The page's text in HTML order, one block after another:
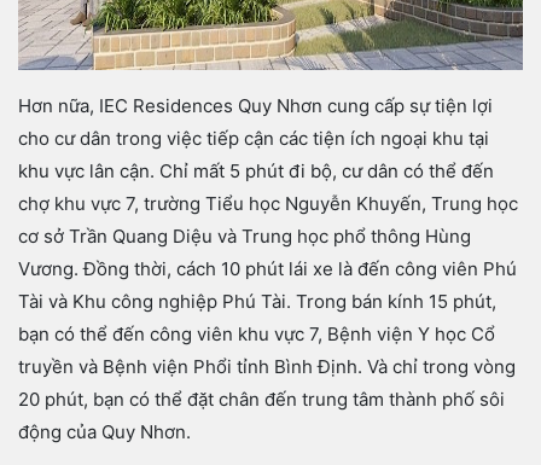
Hơn nữa, IEC Residences Quy Nhơn cung cấp sự tiện lợi
cho cư dân trong việc tiếp cận các tiện ích ngoại khu tại
khu vực lân cận. Chỉ mất 5 phút đi bộ, cư dân có thể đến
chợ khu vực 7, trường Tiểu học Nguyễn Khuyến, Trung học
cơ sở Trần Quang Diệu và Trung học phổ thông Hùng
Vương. Đồng thời, cách 10 phút lái xe là đến công viên Phú
Tài và Khu công nghiệp Phú Tài. Trong bán kính 15 phút,
bạn có thể đến công viên khu vực 7, Bệnh viện Y học Cổ
truyền và Bệnh viện Phổi tỉnh Bình Định. Và chỉ trong vòng
20 phút, bạn có thể đặt chân đến trung tâm thành phố sôi
động của Quy Nhơn.